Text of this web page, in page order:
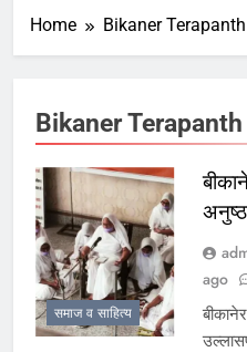
Home Bikaner
Bikaner
समाज व साहित्य
ago